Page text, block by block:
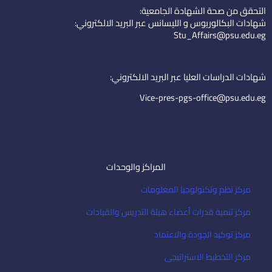
-
e
i
l
u
b
e
d
التحقق من صحة الشهادة الجامعية:
شهادات البكالوريوس و الليسانس عبر البريد الالكتروني:
Stu_Affairs@psu.edu.eg
شهادات الدراسات العليا عبر البريد الالكتروني:
Vice-pres-pgs-office@psu.edu.eg
المراكز والوحدات
مركز نظم وتكنولوجيا المعلومات
مركز تنمية قدرات أعضاء هيئة التدريس والقيادات
مركز توكيد الجودة والاعتماد
مركز التخطيط الاستراتيجى